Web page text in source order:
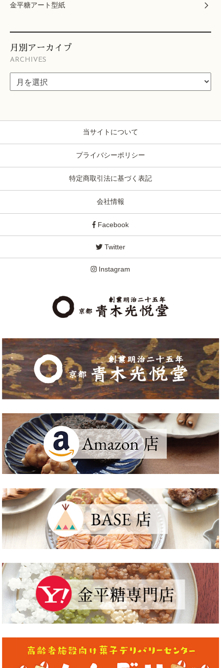
金平糖アート型紙
月別アーカイブ
ARCHIVES
当サイトについて
プライバシーポリシー
特定商取引法に基づく表記
会社情報
Facebook
Twitter
Instagram